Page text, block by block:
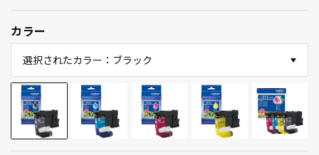
カラー
選択されたカラー：ブラック